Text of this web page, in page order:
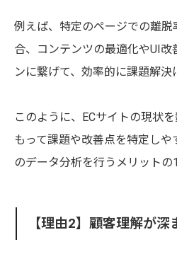
例えば、特定のページでの離
合、コンテンツの最適化やUI改
ンに繋げて、効率的に課題解決
このように、ECサイトの現状
もって課題や改善点を特定しや
のデータ分析を行うメリットの1
【理由2】顧客理解が深